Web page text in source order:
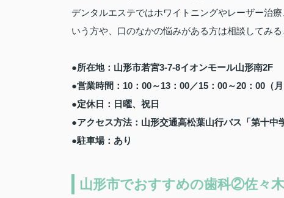
デンタルエステではホワイトニングやレーザー治
いう方や、口のなかの悩みがある方は相談してみる
●所在地：山形市若宮3-7-8イオンモール山形南2F
●営業時間：10：00～13：00／15：00～20：00（
●定休日：日曜、祝日
●アクセス方法：山形交通高松葉山行バス「第十中
●駐車場：あり
山形市でおすすめの歯科②佐々